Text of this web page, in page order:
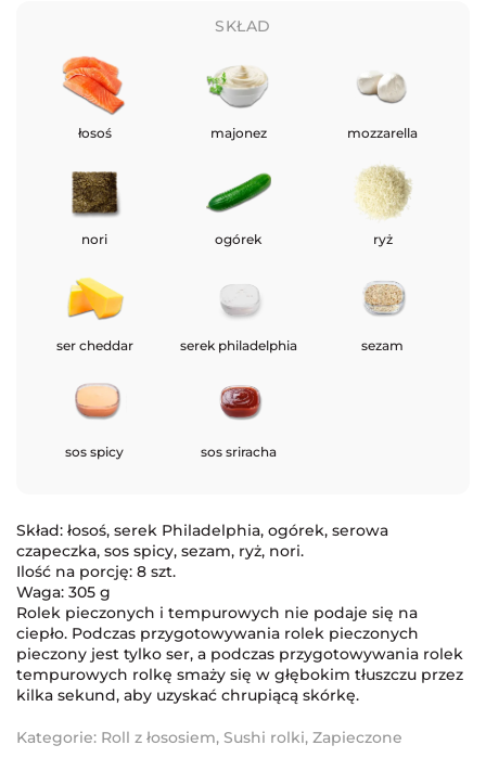
SKŁAD
łosoś majonez mozzarella
nori ogórek ryż
ser cheddar serek philadelphia sezam
sos spicy sos sriracha
Skład: łosoś, serek Philadelphia, ogórek, serowa
czapeczka, sos spicy, sezam, ryż, nori.
Ilość na porcję: 8 szt.
Waga: 305 g
Rolek pieczonych i tempurowych nie podaje się na
ciepło. Podczas przygotowywania rolek pieczonych
pieczony jest tylko ser, a podczas przygotowywania rolek
tempurowych rolkę smaży się w głębokim tłuszczu przez
kilka sekund, aby uzyskać chrupiącą skórkę.
Kategorie: Roll z łososiem, Sushi rolki, Zapieczone